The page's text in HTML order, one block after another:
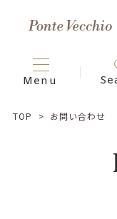
TOP お問い合わせ